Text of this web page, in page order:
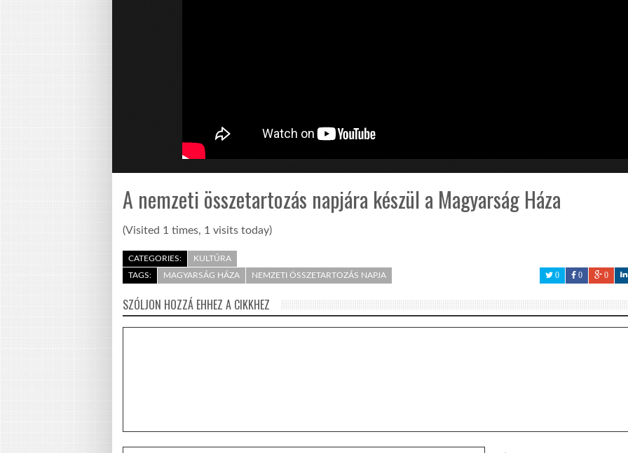
A nemzeti összetartozás napjára készül a Magyarság Háza
(Visited 1 times, 1 visits today)
CATEGORIES:
KULTÚRA
TAGS:
MAGYARSÁG HÁZA NEMZETI ÖSSZETARTOZÁS NAPJA 0 0 0
SZÓLJON HOZZÁ EHHEZ A CIKKHEZ